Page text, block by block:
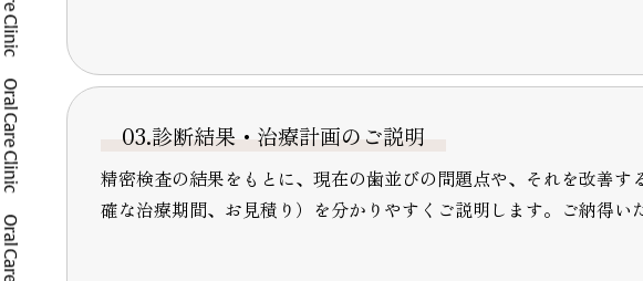
03.診断結果・治療計画のご説明
精密検査の結果をもとに、現在の歯並びの問題点や、それを改善
確な治療期間、お見積り）を分かりやすくご説明します。ご納得い